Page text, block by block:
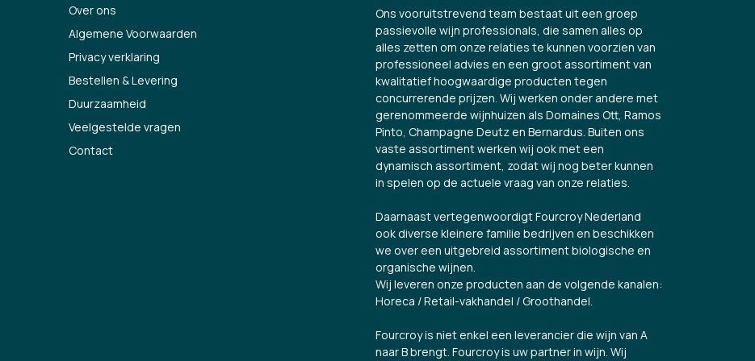
Over ons
Algemene Voorwaarden
Privacy verklaring
Bestellen & Levering
Duurzaamheid
Veelgestelde vragen
Contact
Ons vooruitstrevend team bestaat uit een groep
passievolle wijn professionals, die samen alles op
alles zetten om onze relaties te kunnen voorzien van
professioneel advies en een groot assortiment van
kwalitatief hoogwaardige producten tegen
concurrerende prijzen. Wij werken onder andere met
gerenommeerde wijnhuizen als Domaines Ott, Ramos
Pinto, Champagne Deutz en Bernardus. Buiten ons
vaste assortiment werken wij ook met een
dynamisch assortiment, zodat wij nog beter kunnen
in spelen op de actuele vraag van onze relaties.
Daarnaast vertegenwoordigt Fourcroy Nederland
ook diverse kleinere familie bedrijven en beschikken
we over een uitgebreid assortiment biologische en
organische wijnen.
Wij leveren onze producten aan de volgende kanalen:
Horeca / Retail-vakhandel / Groothandel.
Fourcroy is niet enkel een leverancier die wijn van A
naar B brengt. Fourcroy is uw partner in wijn. Wij